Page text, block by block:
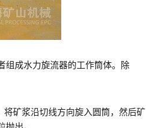
组成水力旋流器的工作筒体。除
矿浆沿切线方向旋入圆筒，然后矿